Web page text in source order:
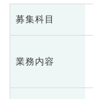
募集科目
業務内容